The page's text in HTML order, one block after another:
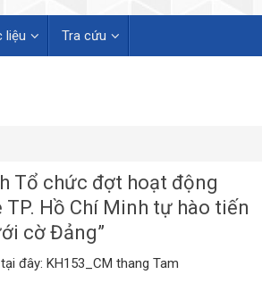
liệu Tra cứu
Tổ chức đợt hoạt động
TP. Hồ Chí Minh tự hào tiến
cờ Đảng”
đây: KH153_CM thang Tam